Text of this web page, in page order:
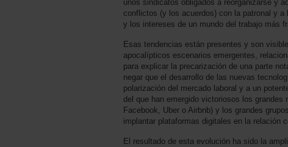
unos sindicatos obligados a reorganizarse y
conflictos (y los acuerdos) con la patronal y
y los intereses de un mundo del trabajo más
Esas tendencias están presentes y son
apocalípticos escenarios emergentes,
para explicar la precarización de una parte
negar que el desarrollo de las nuevas
polarización del mercado laboral y a un
del que han emergido victoriosos los
Facebook, Uber o Airbnb) y los grandes
implantar plataformas digitales en la relación
El resultado de esta evolución ha sido la